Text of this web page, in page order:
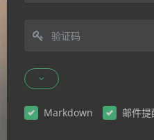
Markdown 邮件提